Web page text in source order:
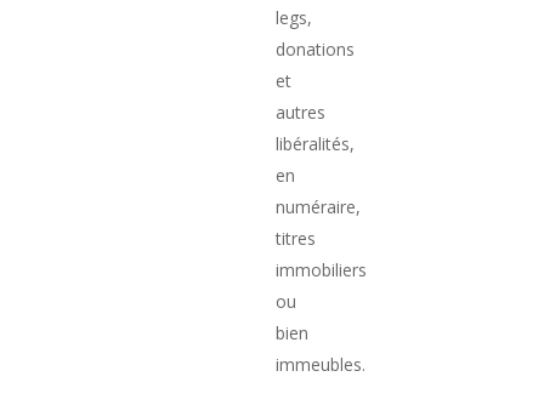
legs,
donations
et
autres
libéralités,
en
numéraire,
titres
immobiliers
ou
bien
immeubles.